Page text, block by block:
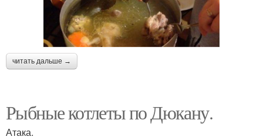
читать дальше →
Рыбные котлеты по Дюкану.
Атака.